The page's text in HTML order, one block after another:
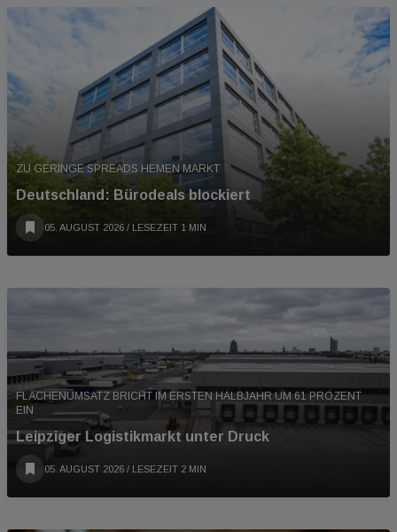
ZU GERINGE SPREADS HEMEN MARKT
Deutschland: Bürodeals blockiert
05. AUGUST 2026 / LESEZEIT 1 MIN
FLÄCHENUMSATZ BRICHT IM ERSTEN HALBJAHR UM 61 PROZENT
EIN
Leipziger Logistikmarkt unter Druck
05. AUGUST 2026 / LESEZEIT 2 MIN